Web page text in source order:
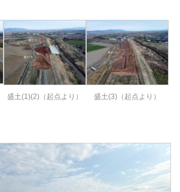
盛土(1)(2)（起点より） 盛土(3)（起点より）